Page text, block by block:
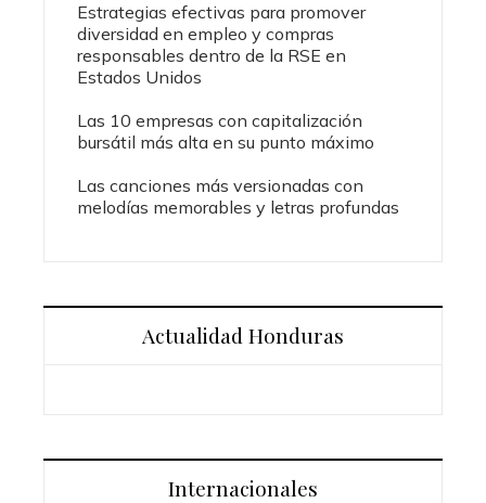
Estrategias efectivas para promover
diversidad en empleo y compras
responsables dentro de la RSE en
Estados Unidos
Las 10 empresas con capitalización
bursátil más alta en su punto máximo
Las canciones más versionadas con
melodías memorables y letras profundas
Actualidad Honduras
Internacionales